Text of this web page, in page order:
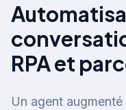
RPA et
Un agent